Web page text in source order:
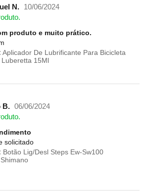
N.
10/06/2024
produto e muito prático.
Aplicador De Lubrificante Para Bicicleta
15Ml
B. 06/06/2024
solicitado
Botão Lig/Desl Steps Ew-Sw100